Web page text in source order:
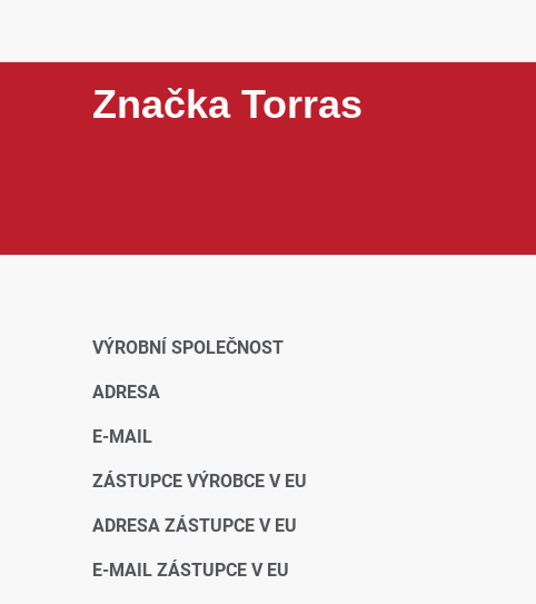
Značka Torras
VÝROBNÍ SPOLEČNOST
ADRESA
E-MAIL
ZÁSTUPCE VÝROBCE V EU
ADRESA ZÁSTUPCE V EU
E-MAIL ZÁSTUPCE V EU